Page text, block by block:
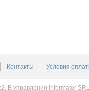
Контакты Условия
В управлении Informator SRL